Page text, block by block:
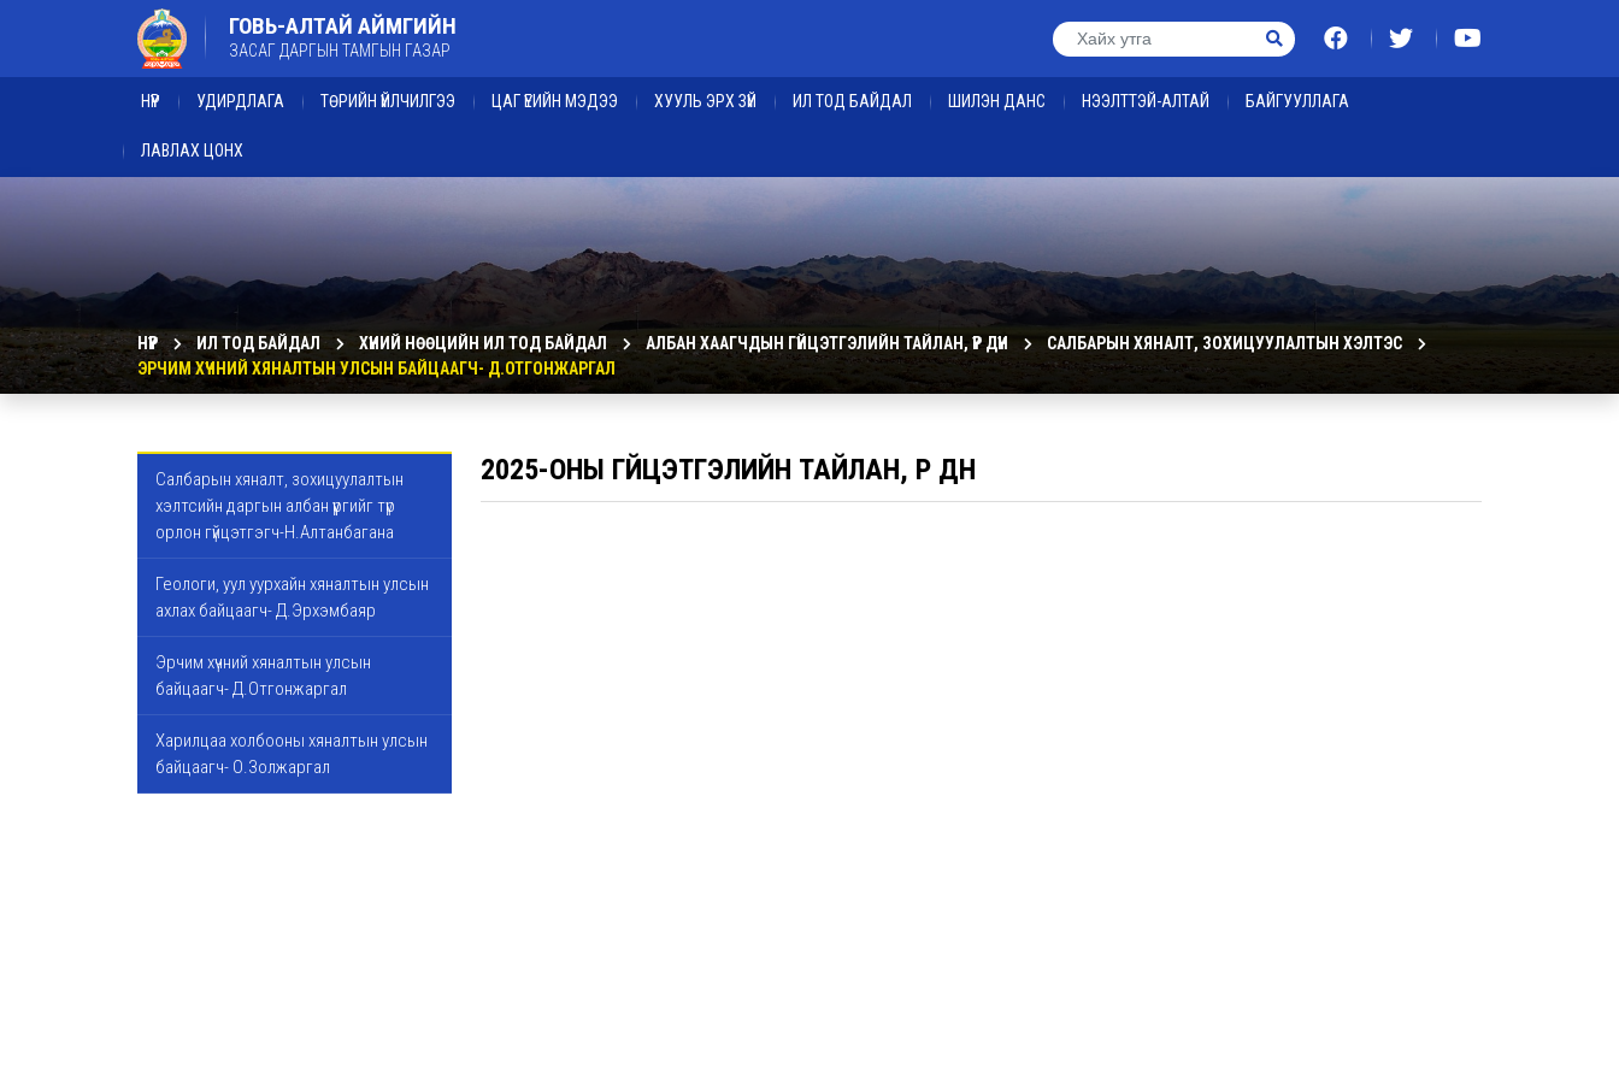
ГОВЬ-АЛТАЙ АЙМГИЙН
ЗАСАГ ДАРГЫН ТАМГЫН ГАЗАР
НҮҮР УДИРДЛАГА ТӨРИЙН ҮЙЛЧИЛГЭЭ ЦАГ ҮЕИЙН МЭДЭЭ ХУУЛЬ ЭРХ ЗҮЙ ИЛ ТОД БАЙДАЛ ШИЛЭН ДАНС НЭЭЛТТЭЙ-АЛТАЙ БАЙГУУЛЛАГА
ЛАВЛАХ ЦОНХ
НҮҮР ИЛ ТОД БАЙДАЛ ХҮНИЙ НӨӨЦИЙН ИЛ ТОД БАЙДАЛ АЛБАН ХААГЧДЫН ГҮЙЦЭТГЭЛИЙН ТАЙЛАН, ҮР ДҮН
САЛБАРЫН ХЯНАЛТ, ЗОХИЦУУЛАЛТЫН ХЭЛТЭС
ЭРЧИМ ХҮЧНИЙ ХЯНАЛТЫН УЛСЫН БАЙЦААГЧ- Д.ОТГОНЖАРГАЛ
Салбарын хяналт, зохицуулалтын
хэлтсийн даргын албан үүргийг түр
орлон гүйцэтгэгч-Н.Алтанбагана
Геологи, уул уурхайн хяналтын улсын
ахлах байцаагч- Д.Эрхэмбаяр
Эрчим хүчний хяналтын улсын
байцаагч- Д.Отгонжаргал
Харилцаа холбооны хяналтын улсын
байцаагч- О.Золжаргал
2025-ОНЫ ГҮЙЦЭТГЭЛИЙН ТАЙЛАН, ҮР ДҮН